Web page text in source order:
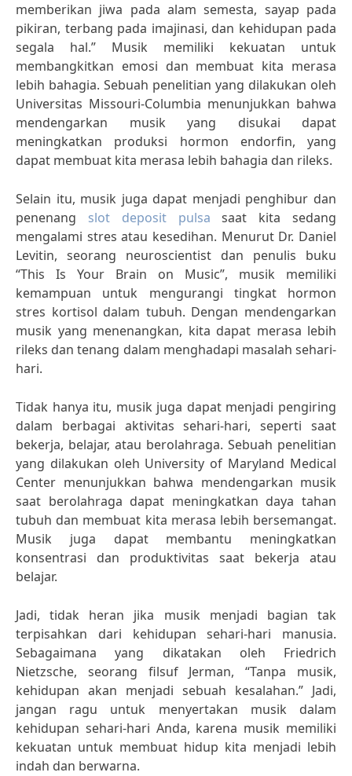
memberikan jiwa pada alam semesta, sayap pada
pikiran, terbang pada imajinasi, dan kehidupan pada
segala hal.” Musik memiliki kekuatan untuk
membangkitkan emosi dan membuat kita merasa
lebih bahagia. Sebuah penelitian yang dilakukan oleh
Universitas Missouri-Columbia menunjukkan bahwa
mendengarkan musik yang disukai dapat
meningkatkan produksi hormon endorfin, yang
dapat membuat kita merasa lebih bahagia dan rileks.
Selain itu, musik juga dapat menjadi penghibur dan
penenang slot deposit pulsa saat kita sedang
mengalami stres atau kesedihan. Menurut Dr. Daniel
Levitin, seorang neuroscientist dan penulis buku
“This Is Your Brain on Music”, musik memiliki
kemampuan untuk mengurangi tingkat hormon
stres kortisol dalam tubuh. Dengan mendengarkan
musik yang menenangkan, kita dapat merasa lebih
rileks dan tenang dalam menghadapi masalah sehari-
hari.
Tidak hanya itu, musik juga dapat menjadi pengiring
dalam berbagai aktivitas sehari-hari, seperti saat
bekerja, belajar, atau berolahraga. Sebuah penelitian
yang dilakukan oleh University of Maryland Medical
Center menunjukkan bahwa mendengarkan musik
saat berolahraga dapat meningkatkan daya tahan
tubuh dan membuat kita merasa lebih bersemangat.
Musik juga dapat membantu meningkatkan
konsentrasi dan produktivitas saat bekerja atau
belajar.
Jadi, tidak heran jika musik menjadi bagian tak
terpisahkan dari kehidupan sehari-hari manusia.
Sebagaimana yang dikatakan oleh Friedrich
Nietzsche, seorang filsuf Jerman, “Tanpa musik,
kehidupan akan menjadi sebuah kesalahan.” Jadi,
jangan ragu untuk menyertakan musik dalam
kehidupan sehari-hari Anda, karena musik memiliki
kekuatan untuk membuat hidup kita menjadi lebih
indah dan berwarna.